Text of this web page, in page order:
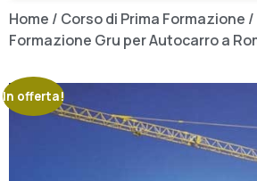
Home / Corso di Prima Formazione /
Formazione Gru per Autocarro a
In offerta!